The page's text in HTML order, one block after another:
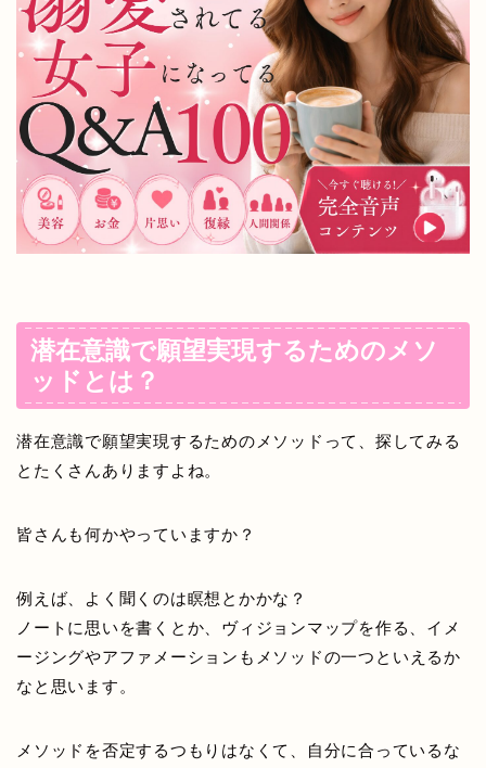
潜在意識で願望実現するためのメソ
ッドとは？
潜在意識で願望実現するためのメソッドって、探してみる
とたくさんありますよね。
皆さんも何かやっていますか？
例えば、よく聞くのは瞑想 とかかな？
ノートに思いを書く とか、 ヴィジョンマップを作る、 イメ
ージングやアファメーション もメソッドの一つといえるか
なと思います。
メソッドを否定するつもりはなくて、自分に合っているな